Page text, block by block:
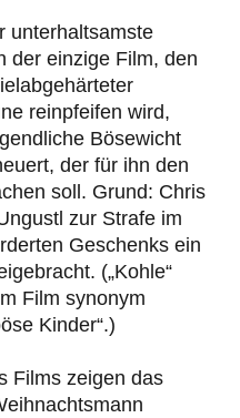
unterhaltsamste
der einzige Film, den
reinpfeifen wird,
Bösewicht
der für ihn den
soll. Grund: Chris
zur Strafe im
Geschenks ein
(„Kohle“
Film synonym
Kinder“.)
Films zeigen das